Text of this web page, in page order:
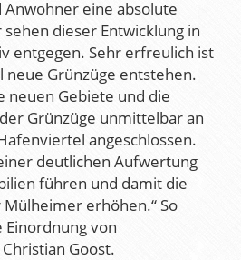
Anwohner eine absolute
dieser Entwicklung in
entgegen. Sehr erfreulich ist
neue Grünzüge entstehen.
neuen Gebiete und die
Grünzüge unmittelbar an
angeschlossen.
deutlichen Aufwertung
führen und damit die
erhöhen.“ So
von
Goost.